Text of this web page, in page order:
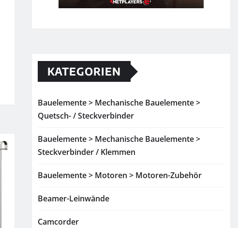
KATEGORIEN
Bauelemente > Mechanische Bauelemente >
Quetsch- / Steckverbinder
Bauelemente > Mechanische Bauelemente >
Steckverbinder / Klemmen
Bauelemente > Motoren > Motoren-Zubehör
Beamer-Leinwände
Camcorder